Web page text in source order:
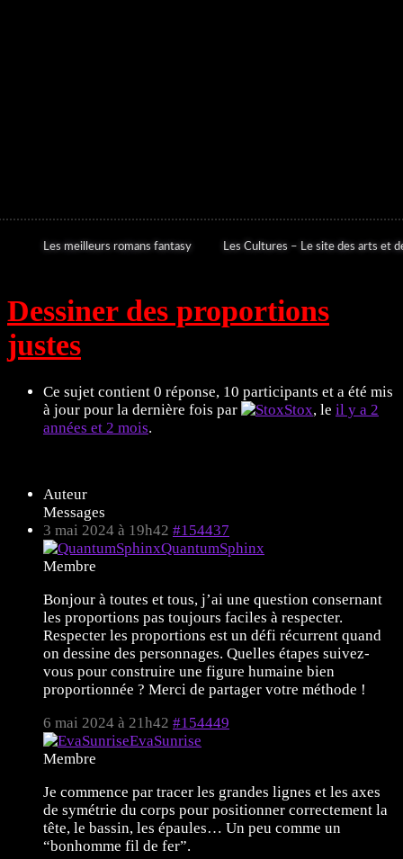
Les meilleurs romans fantasy Les Cultures – Le site des arts et
Dessiner des proportions
justes
Ce sujet contient 0 réponse, 10 participants et a été mis
à jour pour la dernière fois par
Stox, le il y a 2
années et 2 mois.
Auteur
Messages
3 mai 2024 à 19h42 #154437
QuantumSphinx
Membre
Bonjour à toutes et tous, j’ai une question consernant
les proportions pas toujours faciles à respecter.
Respecter les proportions est un défi récurrent quand
on dessine des personnages. Quelles étapes suivez-
vous pour construire une figure humaine bien
proportionnée ? Merci de partager votre méthode !
6 mai 2024 à 21h42 #154449
EvaSunrise
Membre
Je commence par tracer les grandes lignes et les axes
de symétrie du corps pour positionner correctement la
tête, le bassin, les épaules… Un peu comme un
“bonhomme fil de fer”.